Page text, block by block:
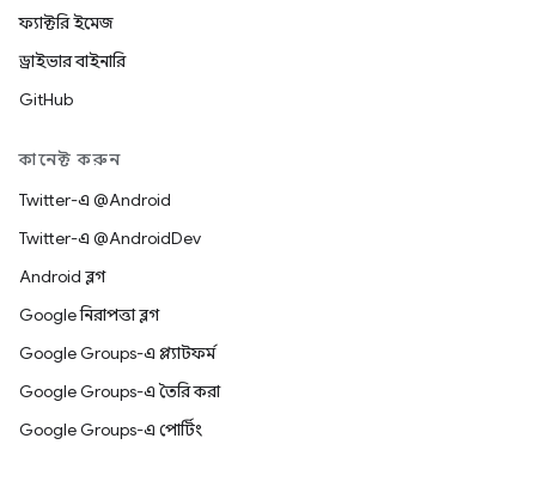
ফ্যাক্টরি ইমেজ
ড্রাইভার বাইনারি
GitHub
কানেক্ট করুন
Twitter-এ @Android
Twitter-এ @AndroidDev
Android ব্লগ
Google নিরাপত্তা ব্লগ
Google Groups-এ প্ল্যাটফর্ম
Google Groups-এ তৈরি করা
Google Groups-এ পোর্টিং